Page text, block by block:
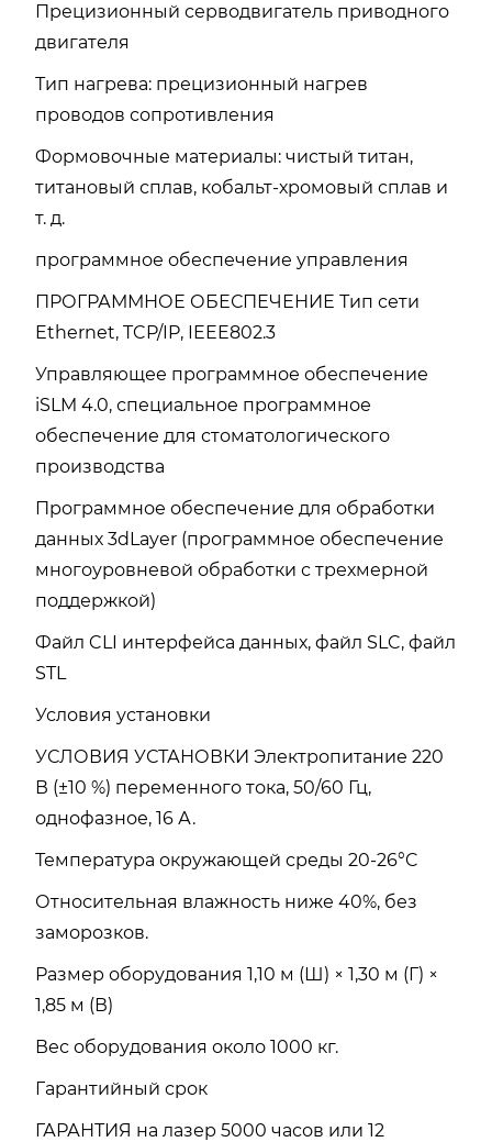
Прецизионный серводвигатель приводного
двигателя
Тип нагрева: прецизионный нагрев
проводов сопротивления
Формовочные материалы: чистый титан,
титановый сплав, кобальт-хромовый сплав и
т. д.
программное обеспечение управления
ПРОГРАММНОЕ ОБЕСПЕЧЕНИЕ Тип сети
Ethernet, TCP/IP, IEEE802.3
Управляющее программное обеспечение
iSLM 4.0, специальное программное
обеспечение для стоматологического
производства
Программное обеспечение для обработки
данных 3dLayer (программное обеспечение
многоуровневой обработки с трехмерной
поддержкой)
Файл CLI интерфейса данных, файл SLC, файл
STL
Условия установки
УСЛОВИЯ УСТАНОВКИ Электропитание 220
В (±10 %) переменного тока, 50/60 Гц,
однофазное, 16 А.
Температура окружающей среды 20-26°C
Относительная влажность ниже 40%, без
заморозков.
Размер оборудования 1,10 м (Ш) × 1,30 м (Г) ×
1,85 м (В)
Вес оборудования около 1000 кг.
Гарантийный срок
ГАРАНТИЯ на лазер 5000 часов или 12